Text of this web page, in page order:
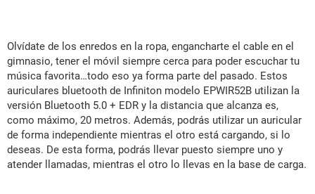
Olvídate de los enredos en la ropa, engancharte el cable en el
gimnasio, tener el móvil siempre cerca para poder escuchar tu
música favorita…todo eso ya forma parte del pasado. Estos
auriculares bluetooth de Infiniton modelo EPWIR52B utilizan la
versión Bluetooth 5.0 + EDR y la distancia que alcanza es,
como máximo, 20 metros. Además, podrás utilizar un auricular
de forma independiente mientras el otro está cargando, si lo
deseas. De esta forma, podrás llevar puesto siempre uno y
atender llamadas, mientras el otro lo llevas en la base de carga.